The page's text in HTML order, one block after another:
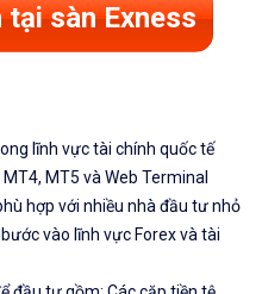
tại sàn Exness
lĩnh vực tài chính quốc tế
MT5 và Web Terminal
hợp với nhiều nhà đầu tư nhỏ
vào lĩnh vực Forex và tài